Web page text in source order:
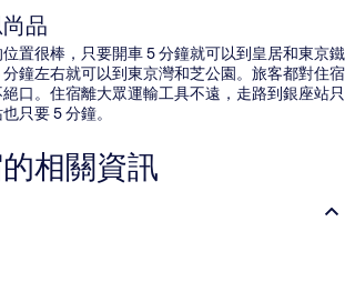
品
置很棒，只要開車 5 分鐘就可以到皇居和東京鐵
鐘左右就可以到東京灣和芝公園。旅客都對住宿
口。住宿離大眾運輸工具不遠，走路到銀座站只
只要 5 分鐘。
相關資訊